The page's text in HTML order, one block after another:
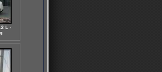
L -